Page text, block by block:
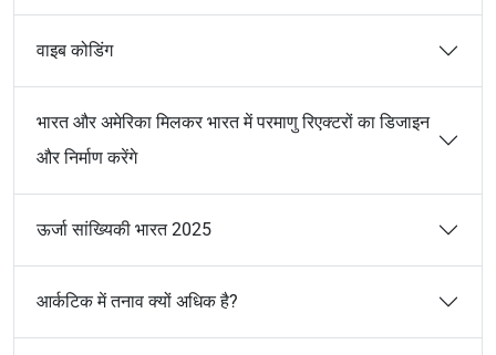
वाइब कोडिंग
भारत और अमेरिका मिलकर भारत में परमाणु रिएक्टरों का डिजाइन
और निर्माण करेंगे
ऊर्जा सांख्यिकी भारत 2025
आर्कटिक में तनाव क्यों अधिक है?